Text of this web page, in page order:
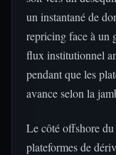
un instantané de
repricing face à un
flux institutionnel
pendant que les
avance selon la
Le côté offshore
plateformes de